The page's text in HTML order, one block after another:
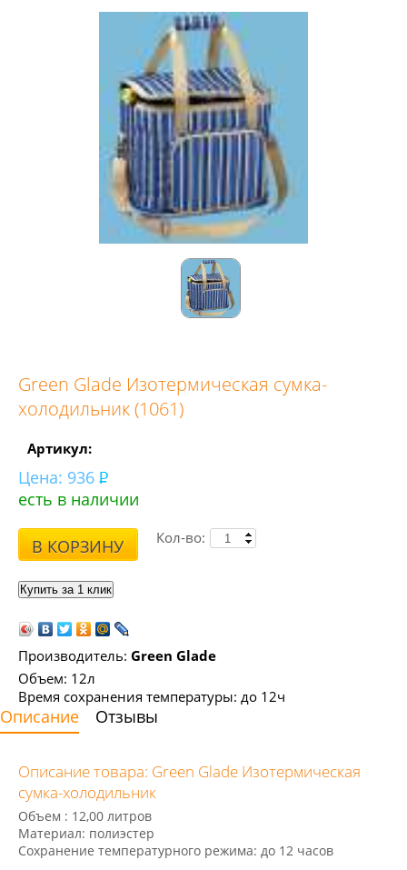
Green Glade Изотермическая сумка-
холодильник (1061)
Артикул:
Цена: 936
есть в наличии
В КОРЗИНУ Кол-во:
Производитель: Green Glade
Объем: 12л
Время сохранения температуры: до 12ч
Описание Отзывы
Описание товара: Green Glade Изотермическая
сумка-холодильник
Объем : 12,00 литров
Материал: полиэстер
Сохранение температурного режима: до 12 часов